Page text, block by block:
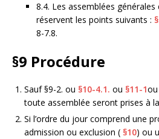
8.4. Les assemblées
réservent les points suivants :
8-7.8.
§9 Procédure
Sauf §9-2. ou §10-4.1. ou §11-1ou
toute assemblée seront prises à
Si l’ordre du jour comprend une
admission ou exclusion ( §10) ou